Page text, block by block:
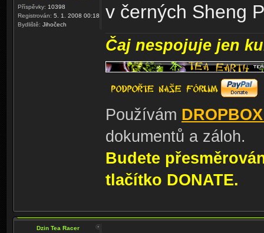
Příspěvky: 10398
Registrován: 5. 1. 2008 00:18
Bydliště: Jihočech
v černých Sheng
Čaj nespojuje jen
Používám
dokumentů a záloh.
Budete
tlačítko DONATE.
Dzin Tea Racer